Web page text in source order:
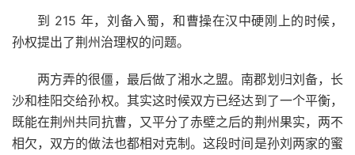
到 215 年，刘备入蜀，和曹操在汉中硬刚上的时候，
孙权提出了荆州治理权的问题。
两方弄的很僵，最后做了湘水之盟。南郡划归刘备，长
沙和桂阳交给孙权。其实这时候双方已经达到了一个平衡，
既能在荆州共同抗曹，又平分了赤壁之后的荆州果实，两不
相欠，双方的做法也都相对克制。这段时间是孙刘两家的蜜